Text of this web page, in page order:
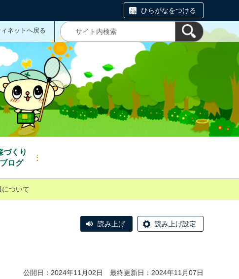
ひらがなをつける
ネットへ戻る
づくり
ブログ
ついて
読み上げ 読み上げ設定
公開日：2024年11月02日 最終更新日：2024年11月07日